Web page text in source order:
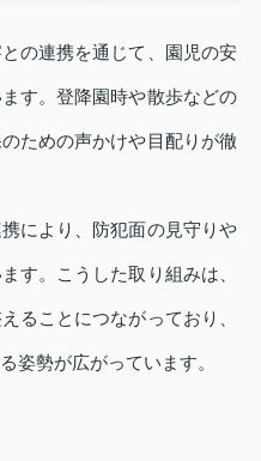
の連携を通じて、園児の安
す。登降園時や散歩などの
ための声かけや目配りが徹
により、防犯面の見守りや
す。こうした取り組みは、
ることにつながっており、
姿勢が広がっています。